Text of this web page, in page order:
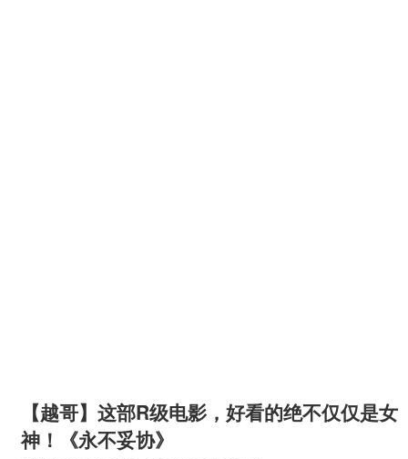
【越哥】这部R级电影，好看的绝不仅仅是女
神！《永不妥协》